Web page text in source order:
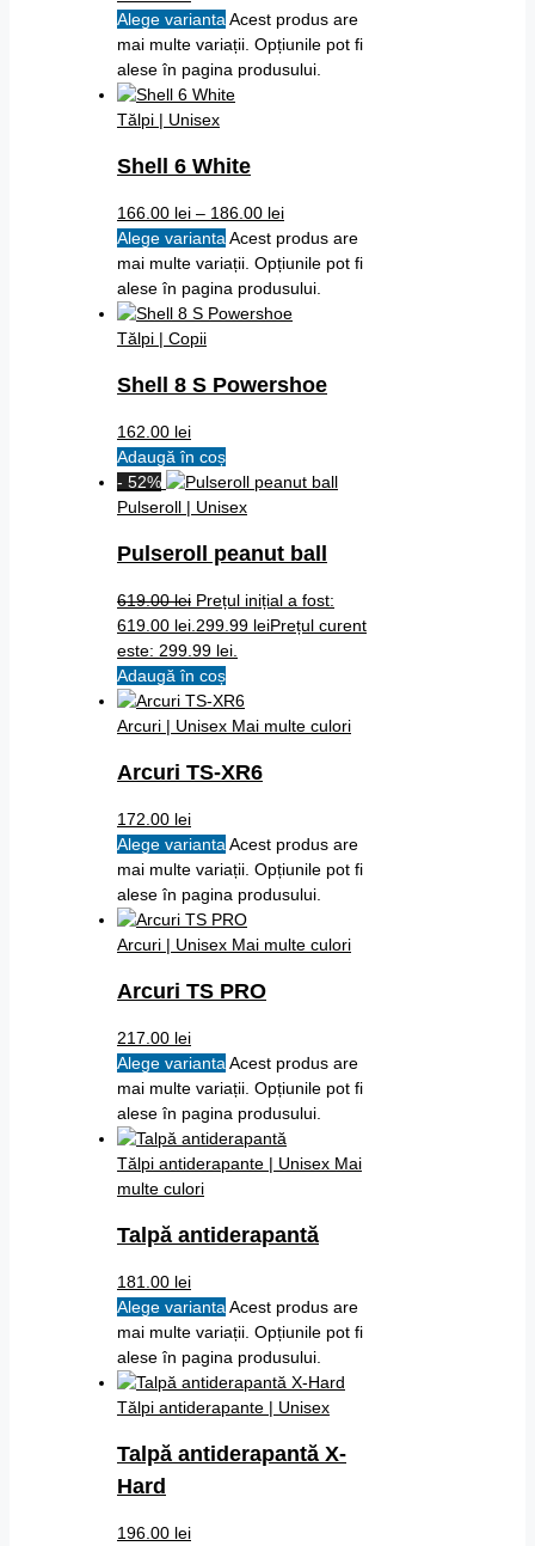
Alege variantaAcest produs are
mai multe variații. Opțiunile pot fi
alese în pagina produsului.
Tălpi | Unisex
Shell 6 White
166.00 lei – 186.00 lei
Alege variantaAcest produs are
mai multe variații. Opțiunile pot fi
alese în pagina produsului.
Tălpi | Copii
Shell 8 S Powershoe
162.00 lei
Adaugă în coș
- 52%
Pulseroll | Unisex
Pulseroll peanut ball
619.00lei Prețul inițial a fost:
619.00 lei. 299.99 leiPrețul curent
este: 299.99 lei.
Adaugă în coș
Arcuri | Unisex Mai multe culori
Arcuri TS-XR6
172.00 lei
Alege varianta Acest produs are
mai multe variații. Opțiunile pot fi
alese în pagina produsului.
Arcuri | Unisex Mai multe culori
Arcuri TS PRO
217.00 lei
Alege varianta Acest produs are
mai multe variații. Opțiunile pot fi
alese în pagina produsului.
Tălpi antiderapante | Unisex Mai
multe culori
Talpă antiderapantă
181.00 lei
Alege varianta Acest produs are
mai multe variații. Opțiunile pot fi
alese în pagina produsului.
Tălpi antiderapante | Unisex
Talpă antiderapantă X-
Hard
196.00 lei